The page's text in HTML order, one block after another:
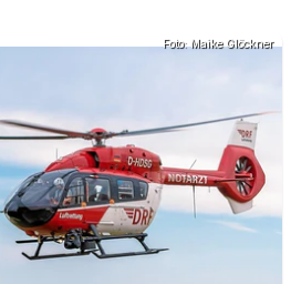
Foto: Maike Glöckner